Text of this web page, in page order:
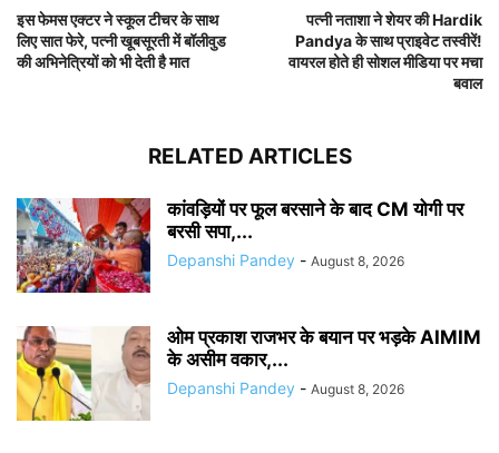
इस फेमस एक्टर ने स्कूल टीचर के साथ
लिए सात फेरे, पत्नी खूबसूरती में बॉलीवुड
की अभिनेत्रियों को भी देती है मात
पत्नी नताशा ने शेयर की Hardik
Pandya के साथ प्राइवेट तस्वीरें!
वायरल होते ही सोशल मीडिया पर मचा
बवाल
RELATED ARTICLES
कांवड़ियों पर फूल बरसाने के बाद CM योगी पर
बरसी सपा,...
Depanshi Pandey - August 8, 2026
ओम प्रकाश राजभर के बयान पर भड़के AIMIM
के असीम वकार,...
Depanshi Pandey - August 8, 2026